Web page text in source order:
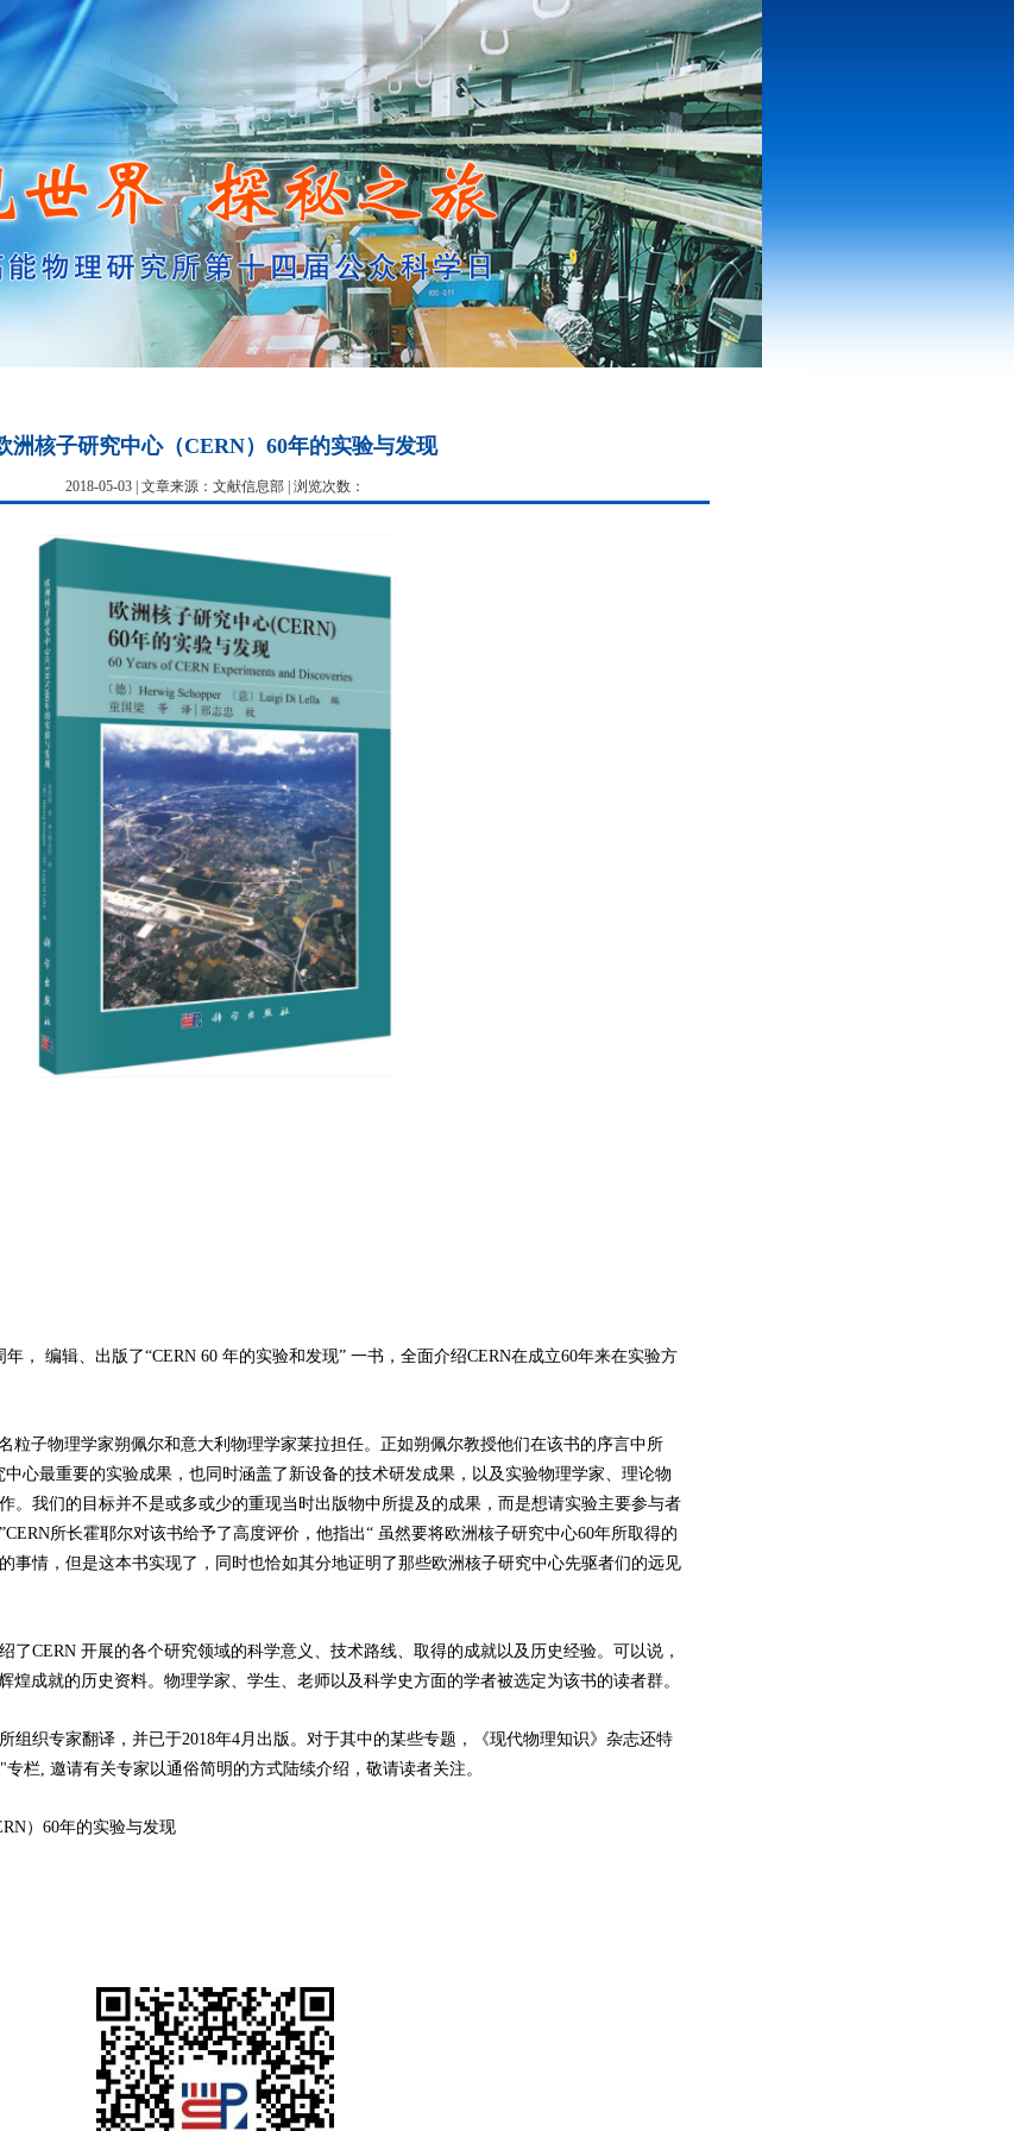
洲核子研究中心（CERN）60年的实验与发现
2018-05-03 | 文章来源：文献信息部 | 浏览次数：
编辑、出版了“CERN 60 年的实验和发现” 一书，全面介绍CERN在成立60年来在实验方
子物理学家朔佩尔和意大利物理学家莱拉担任。正如朔佩尔教授他们在该书的序言中所
心最重要的实验成果，也同时涵盖了新设备的技术研发成果，以及实验物理学家、理论物
。我们的目标并不是或多或少的重现当时出版物中所提及的成果，而是想请实验主要参与者
所长霍耶尔对该书给予了高度评价，他指出“ 虽然要将欧洲核子研究中心60年所取得的
事情，但是这本书实现了，同时也恰如其分地证明了那些欧洲核子研究中心先驱者们的远见
CERN 开展的各个研究领域的科学意义、技术路线、取得的成就以及历史经验。可以说，
煌成就的历史资料。物理学家、学生、老师以及科学史方面的学者被选定为该书的读者群。
织专家翻译，并已于2018年4月出版。对于其中的某些专题，《现代物理知识》杂志还特
栏, 邀请有关专家以通俗简明的方式陆续介绍，敬请读者关注。
）60年的实验与发现